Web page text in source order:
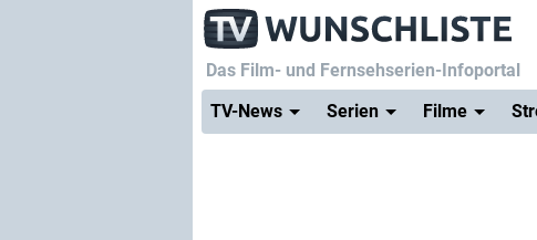
Das Film- und Fernsehserien-Infoportal
TV-News
Serien Filme